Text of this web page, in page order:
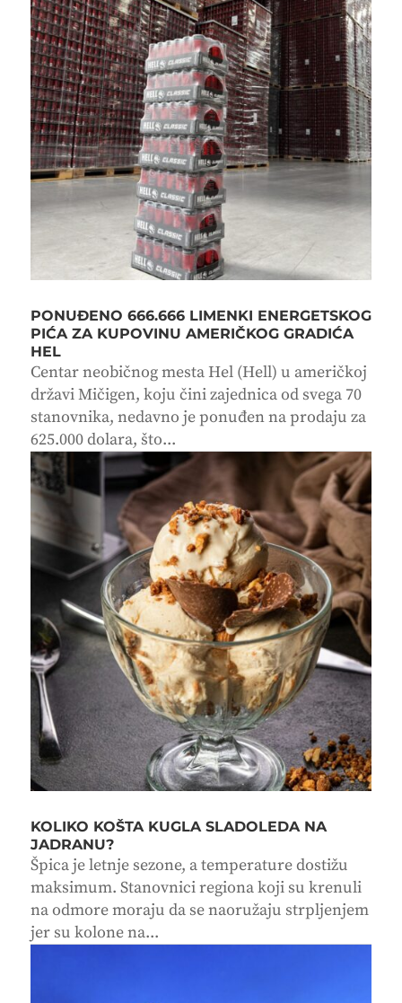
PONUĐENO 666.666 LIMENKI ENERGETSKOG
PIĆA ZA KUPOVINU AMERIČKOG GRADIĆA
HEL
Centar neobičnog mesta Hel (Hell) u američkoj
državi Mičigen, koju čini zajednica od svega 70
stanovnika, nedavno je ponuđen na prodaju za
625.000 dolara, što...
KOLIKO KOŠTA KUGLA SLADOLEDA NA
JADRANU?
Špica je letnje sezone, a temperature dostižu
maksimum. Stanovnici regiona koji su krenuli
na odmore moraju da se naoružaju strpljenjem
jer su kolone na...